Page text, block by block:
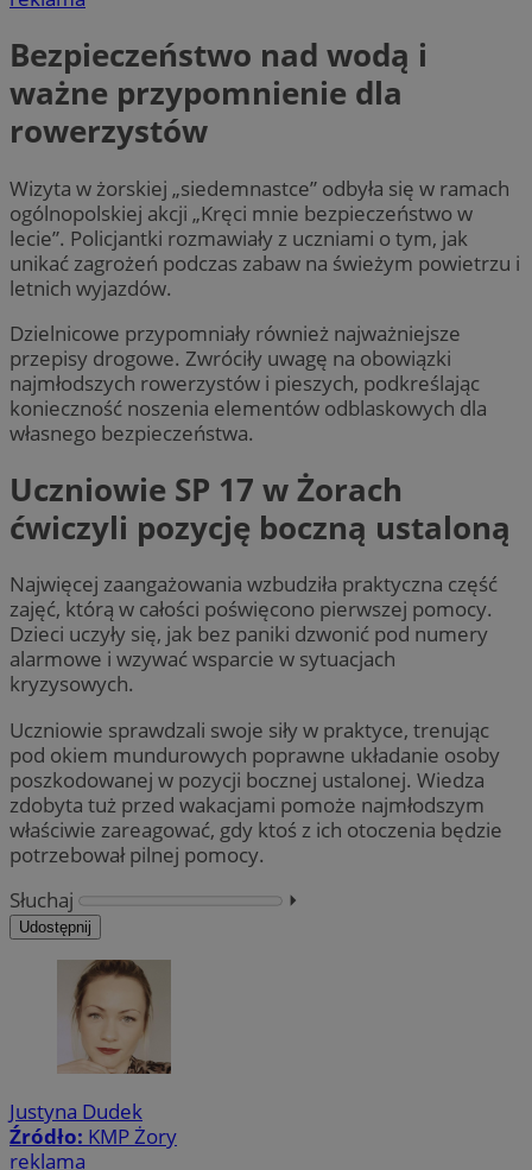
Bezpieczeństwo nad wodą i
ważne przypomnienie dla
rowerzystów
Wizyta w żorskiej „siedemnastce” odbyła się w ramach
ogólnopolskiej akcji „Kręci mnie bezpieczeństwo w
lecie”. Policjantki rozmawiały z uczniami o tym, jak
unikać zagrożeń podczas zabaw na świeżym powietrzu i
letnich wyjazdów.
Dzielnicowe przypomniały również najważniejsze
przepisy drogowe. Zwróciły uwagę na obowiązki
najmłodszych rowerzystów i pieszych, podkreślając
konieczność noszenia elementów odblaskowych dla
własnego bezpieczeństwa.
Uczniowie SP 17 w Żorach
ćwiczyli pozycję boczną ustaloną
Najwięcej zaangażowania wzbudziła praktyczna część
zajęć, którą w całości poświęcono pierwszej pomocy.
Dzieci uczyły się, jak bez paniki dzwonić pod numery
alarmowe i wzywać wsparcie w sytuacjach
kryzysowych.
Uczniowie sprawdzali swoje siły w praktyce, trenując
pod okiem mundurowych poprawne układanie osoby
poszkodowanej w pozycji bocznej ustalonej. Wiedza
zdobyta tuż przed wakacjami pomoże najmłodszym
właściwie zareagować, gdy ktoś z ich otoczenia będzie
potrzebował pilnej pomocy.
Słuchaj
⏵︎
Udostępnij
Justyna Dudek
Źródło: KMP Żory
reklama